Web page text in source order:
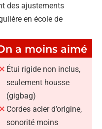
des ajustements
en école de
a moins aimé
Étui rigide non inclus,
seulement housse
(gigbag)
Cordes acier d’origine,
sonorité moins